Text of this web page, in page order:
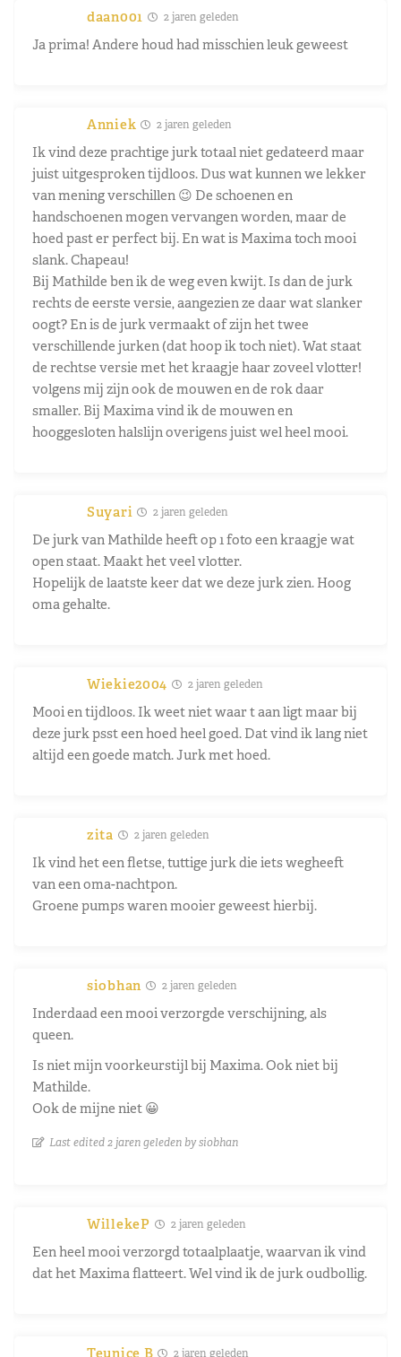
daan001 2 jaren geleden
Ja prima! Andere houd had misschien leuk geweest
Anniek 2 jaren geleden
Ik vind deze prachtige jurk totaal niet gedateerd maar
juist uitgesproken tijdloos. Dus wat kunnen we lekker
van mening verschillen 😉 De schoenen en
handschoenen mogen vervangen worden, maar de
hoed past er perfect bij. En wat is Maxima toch mooi
slank. Chapeau!
Bij Mathilde ben ik de weg even kwijt. Is dan de jurk
rechts de eerste versie, aangezien ze daar wat slanker
oogt? En is de jurk vermaakt of zijn het twee
verschillende jurken (dat hoop ik toch niet). Wat staat
de rechtse versie met het kraagje haar zoveel vlotter!
volgens mij zijn ook de mouwen en de rok daar
smaller. Bij Maxima vind ik de mouwen en
hooggesloten halslijn overigens juist wel heel mooi.
Suyari 2 jaren geleden
De jurk van Mathilde heeft op 1 foto een kraagje wat
open staat. Maakt het veel vlotter.
Hopelijk de laatste keer dat we deze jurk zien. Hoog
oma gehalte.
Wiekie2004 2 jaren geleden
Mooi en tijdloos. Ik weet niet waar t aan ligt maar bij
deze jurk psst een hoed heel goed. Dat vind ik lang niet
altijd een goede match. Jurk met hoed.
zita 2 jaren geleden
Ik vind het een fletse, tuttige jurk die iets wegheeft
van een oma-nachtpon.
Groene pumps waren mooier geweest hierbij.
siobhan 2 jaren geleden
Inderdaad een mooi verzorgde verschijning, als
queen.
Is niet mijn voorkeurstijl bij Maxima. Ook niet bij
Mathilde.
Ook de mijne niet 😀
Last edited 2 jaren geleden by siobhan
WillekeP 2 jaren geleden
Een heel mooi verzorgd totaalplaatje, waarvan ik vind
dat het Maxima flatteert. Wel vind ik de jurk oudbollig.
Teunice B 2 jaren geleden